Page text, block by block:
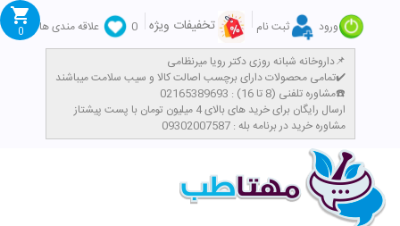
ورود ثبت نام تخفیفات ویژه 0
علاقه مندی ها
داروخانه شبانه روزی دکتر رویا میرنظامی📌
تمامی محصولات دارای برچسب اصالت کالا و سیب سلامت میباشند✔️
مشاوره تلفنی (8 تا 16) : 02165389693☎️
​ارسال رایگان برای خرید های بالای 4 میلیون تومان با پست پیشتاز
مشاوره خرید در برنامه بله : 09302007587
0